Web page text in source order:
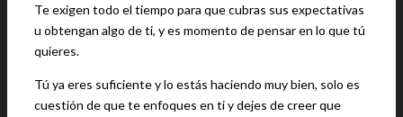
Te exigen todo el tiempo para que cubras sus expectativas
u obtengan algo de ti, y es momento de pensar en lo que tú
quieres.
Tú ya eres suficiente y lo estás haciendo muy bien, solo es
cuestión de que te enfoques en ti y dejes de creer que